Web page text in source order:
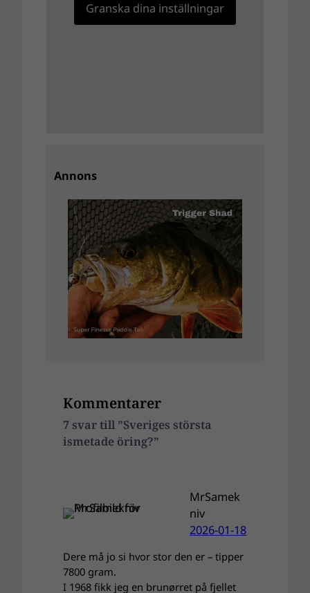
Granska dina inställningar
Annons
Kommentarer
7 svar till ”Sveriges största
ismetade öring?”
MrSamek
niv
2026-01-18
Dere må jo si hvor stor den er – tipper
7800 gram.
I 1968 fikk jeg en brunørret på fjellet